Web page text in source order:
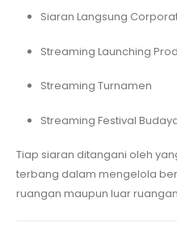
Siaran Langsung
Streaming Launching
Streaming Turnamen
Streaming Festival
Tiap siaran ditangani oleh
terbang dalam mengelola
ruangan maupun luar